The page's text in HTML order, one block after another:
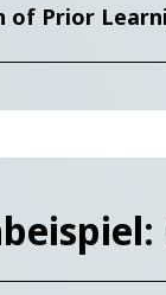
of Prior